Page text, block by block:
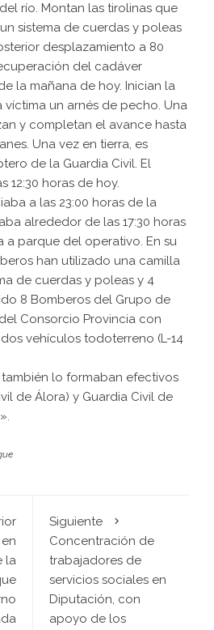
río. Montan las tirolinas que
sistema de cuerdas y poleas
desplazamiento a 80
del cadáver
la mañana de hoy. Inician la
un arnés de pecho. Una
y completan el avance hasta
Una vez en tierra, es
de la Guardia Civil. El
12:30 horas de hoy.
a las 23:00 horas de la
alrededor de las 17:30 horas
parque del operativo. En su
han utilizado una camilla
de cuerdas y poleas y 4
8 Bomberos del Grupo de
Consorcio Provincia con
vehículos todoterreno (L-14
lo formaban efectivos
de Álora) y Guardia Civil de
la
Siguiente
Concentración de
trabajadores de
servicios sociales en
Diputación, con
apoyo de los